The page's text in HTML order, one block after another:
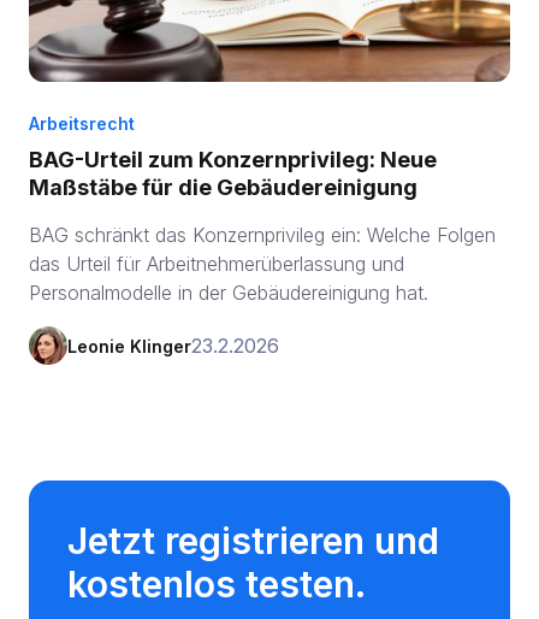
Arbeitsrecht
BAG-Urteil zum Konzernprivileg: Neue
Maßstäbe für die Gebäudereinigung
BAG schränkt das Konzernprivileg ein: Welche Folgen
das Urteil für Arbeitnehmerüberlassung und
Personalmodelle in der Gebäudereinigung hat.
Leonie Klinger23.2.2026
Jetzt registrieren und
kostenlos testen.